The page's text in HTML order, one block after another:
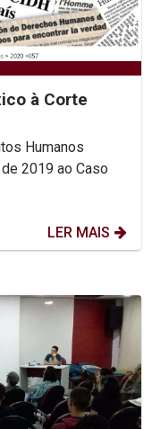
à Corte
Humanos
2019 ao Caso
LER MAIS